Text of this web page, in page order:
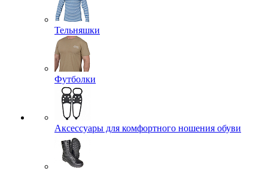
Тельняшки
Футболки
Аксессуары для комфортного ношения обуви